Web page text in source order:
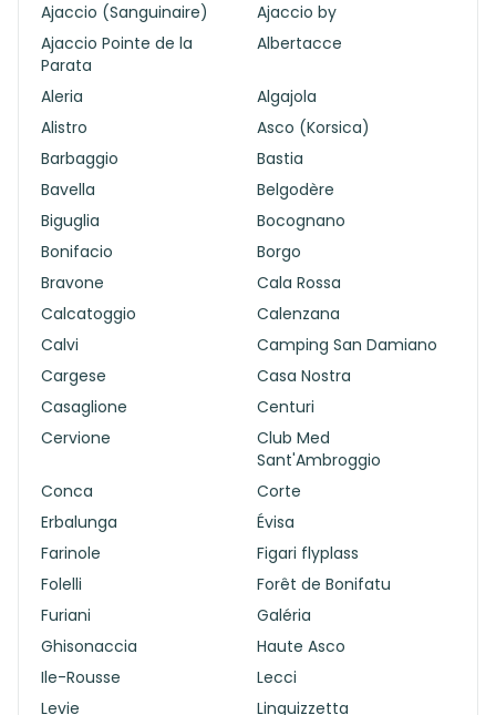
Ajaccio (Sanguinaire)
Ajaccio by
Ajaccio Pointe de la
Parata
Albertacce
Aleria
Algajola
Alistro
Asco (Korsica)
Barbaggio
Bastia
Bavella
Belgodère
Biguglia
Bocognano
Bonifacio
Borgo
Bravone
Cala Rossa
Calcatoggio
Calenzana
Calvi
Camping San Damiano
Cargese
Casa Nostra
Casaglione
Centuri
Cervione
Club Med
Sant'Ambroggio
Conca
Corte
Erbalunga
Évisa
Farinole
Figari flyplass
Folelli
Forêt de Bonifatu
Furiani
Galéria
Ghisonaccia
Haute Asco
Ile-Rousse
Lecci
Levie
Linguizzetta